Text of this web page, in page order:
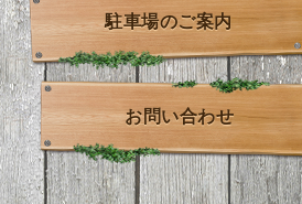
駐車場のご案内
お問い合わせ